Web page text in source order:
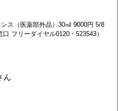
ス（医薬部外品）30㎖ 9000円 5/8
フリーダイヤル0120・523543）
ん